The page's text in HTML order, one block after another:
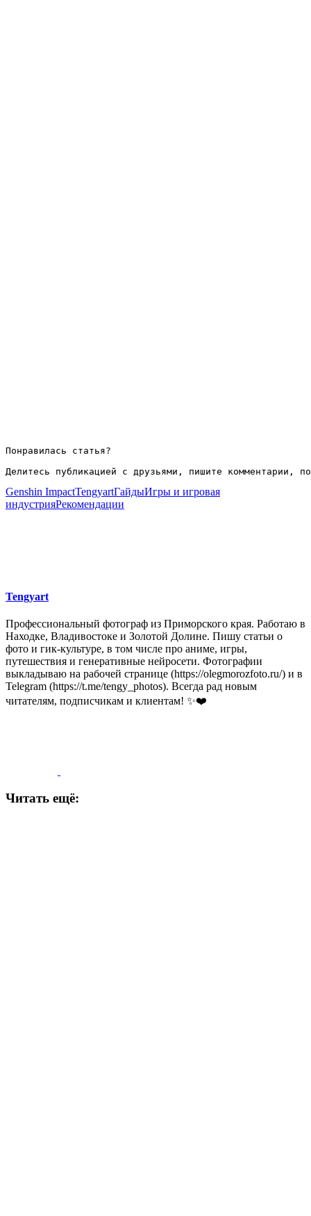
Понравилась статья?
Делитесь публикацией с друзьями, пишите комментарии,
Genshin ImpactTengyartГайдыИгры и игровая
индустрияРекомендации
Tengyart
Профессиональный фотограф из Приморского края. Работаю в
Находке, Владивостоке и Золотой Долине. Пишу статьи о
фото и гик-культуре, в том числе про аниме, игры,
путешествия и генеративные нейросети. Фотографии
выкладываю на рабочей странице (https://olegmorozfoto.ru/) и в
Telegram (https://t.me/tengy_photos). Всегда рад новым
читателям, подписчикам и клиентам! ✨❤️
Читать ещё: